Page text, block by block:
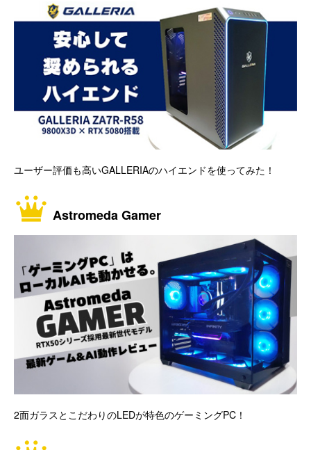
ユーザー評価も高いGALLERIAのハイエンドを使ってみた！
Astromeda Gamer
2面ガラスとこだわりのLEDが特色のゲーミングPC！